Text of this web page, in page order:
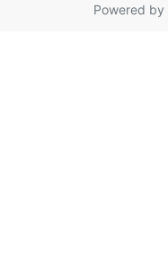
Powered by